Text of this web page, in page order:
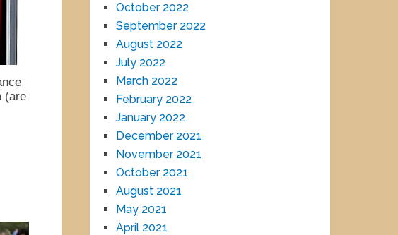
(are
October 2022
September 2022
August 2022
July 2022
March 2022
February 2022
January 2022
December 2021
November 2021
October 2021
August 2021
May 2021
April 2021